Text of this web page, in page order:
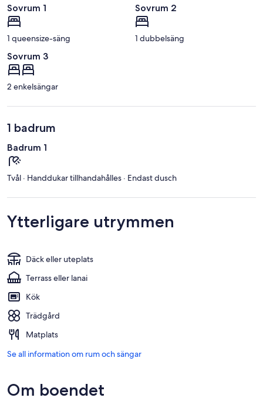
Sovrum 1
1 queensize-säng
Sovrum 2
1 dubbelsäng
Sovrum 3
2 enkelsängar
1 badrum
Badrum 1
Tvål · Handdukar tillhandahålles · Endast dusch
Ytterligare utrymmen
Däck eller uteplats
Terrass eller lanai
Kök
Trädgård
Matplats
Se all information om rum och sängar
Om boendet